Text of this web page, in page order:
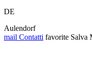
DE
Aulendorf
mail Contatti favorite Salva